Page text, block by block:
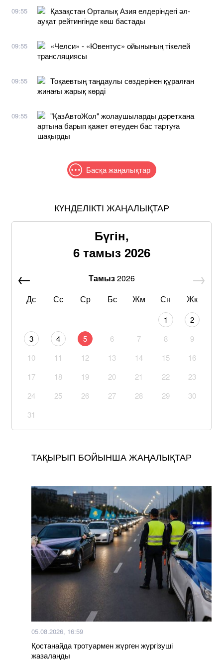
09:55
Қазақстан Орталық Азия елдеріндегі әл-
ауқат рейтингінде көш бастады
09:55
«Челси» - «Ювентус» ойынының тікелей
трансляциясы
09:55
Тоқаевтың таңдаулы сөздерінен құралған
жинағы жарық көрді
09:55
"ҚазАвтоЖол" жолаушыларды дәретхана
артына барып қажет өтеуден бас тартуға
шақырды
Басқа жаңалықтар
КҮНДЕЛІКТІ ЖАҢАЛЫҚТАР
Бүгін,
6 тамыз 2026
Тамыз2026
Дс
Сс Ср Бс Жм Сн Жк
1
2
3
4 5 6 7 8
9
10
11 12 13 14 15
16
17
18 19 20 21 22
23
24
25 26 27 28 29
30
31
ТАҚЫРЫП БОЙЫНША ЖАҢАЛЫҚТАР
05.08.2026, 16:59
Қостанайда тротуармен жүрген жүргізуші
жазаланды